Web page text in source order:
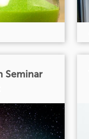
Seminar